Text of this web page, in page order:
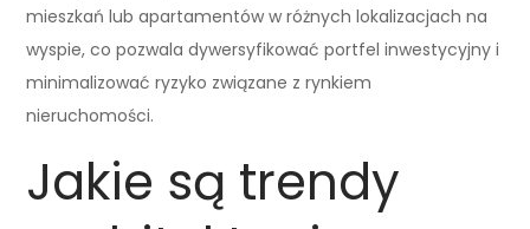
mieszkań lub apartamentów w różnych lokalizacjach na
wyspie, co pozwala dywersyfikować portfel inwestycyjny i
minimalizować ryzyko związane z rynkiem
nieruchomości.
Jakie są trendy